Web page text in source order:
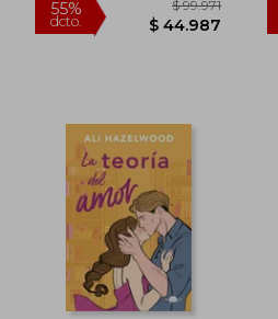
50%
dcto. $ 49.428